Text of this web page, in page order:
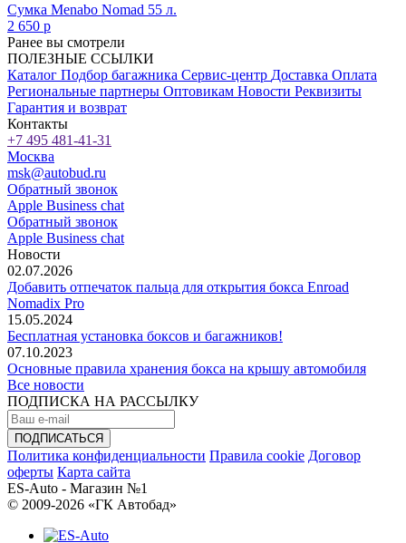
Сумка Menabo Nomad 55 л.
2 650 p
Ранее вы смотрели
ПОЛЕЗНЫЕ ССЫЛКИ
Каталог Подбор багажника Сервис-центр Доставка Оплата
Региональные партнеры Оптовикам Новости Реквизиты
Гарантия и возврат
Контакты
+7 495 481-41-31
Москва
msk@autobud.ru
Обратный звонок
Apple Business chat
Обратный звонок
Apple Business chat
Новости
02.07.2026
Добавить отпечаток пальца для открытия бокса Enroad
Nomadix Pro
15.05.2024
Бесплатная установка боксов и багажников!
07.10.2023
Основные правила хранения бокса на крышу автомобиля
Все новости
ПОДПИСКА НА РАССЫЛКУ
Политика конфиденциальности Правила cookie Договор
оферты Карта сайта
ES-Auto - Магазин №1
© 2009-2026 «ГК Автобад»